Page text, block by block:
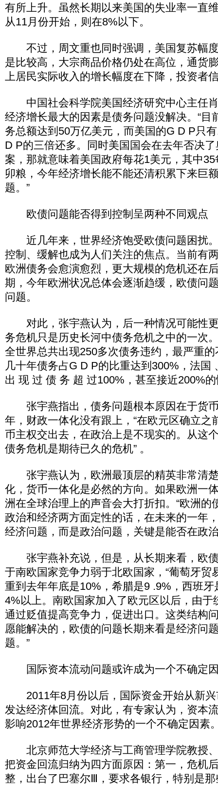
有所上升。虽然长期以来美国的失业率一直
从11月份开始，则在8%以下。
不过，周文重也同时强调，美国复苏幅度
是比较高，大宗商品价格仍处在高位，通货
上居民实际收入的增长幅度在下降，投资者
中国社会科学院美国经济研究中心主任
经济增长最大的因素是债务问题没解决。“目
务总额达到50万亿美元，而美国的G D P只
D P的三倍还多。同时美国国会在去年否决
案，那就意味着美国政府每花1美元，其中
卯粮，今年经济增长能不能还清积累下来巨
题。”
欧债问题能否得到控制呈两种不同观点
近几年来，世界经济饱受欧债问题困扰
控制、缓解也成为人们关注的焦点。当前有
欧洲债务会愈演愈烈，更大规模的危机还在
期，今年欧洲状况总体会逐渐趋缓，欧债问
问题。
对此，张宇燕认为，后一种情况可能性更
务危机只是历史长河中债务危机之中的一次
全世界总共出现250多次债务违约，最严重
几十年债务占G D P的比重达到300%，法国
出 现 过 债 务 超 过100%，甚至接近200%的
张宇燕指出，债务问题根本原因在于货
年，财政一体化没有跟上，“在欧元区确立之
币主权交出去，在政治上是不现实的。从这
债务危机是期待已久的危机” 。
张宇燕认为，欧洲最顶层的精英非常清
化，货币一体化是必然的方向。如果欧洲一
洲在全球治理上的声音会大打折扣。“欧洲的
政治和经济两方面定性的话，在未来的一年
经济问题，而是政治问题，关键是能否在政
张宇燕补充说，但是，从长期来看，欧
于南欧国家竞争力弱于北欧国家，“葡萄牙贸
重到去年年底是10%，希腊是9 .9%，西班
4%以上。南欧国家加入了欧元区以后，由于
通过贬值提高竞争力，促进出口。这类结构
愿能解决的，欧债的问题长期来看是经济问
题。”
国际资本流动问题或许成为一个不确定
2011年8月份以后，国际资金开始从新兴
发达经济体回流。对此，有专家认为，资本
影响2012年世界经济形势的一个不确定因素
北京师范大学经济与工商管理学院教授
把资金回流归纳为四方面原因：第一，危机
整，出台了巴塞尔Ⅲ，要求各银行，特别是